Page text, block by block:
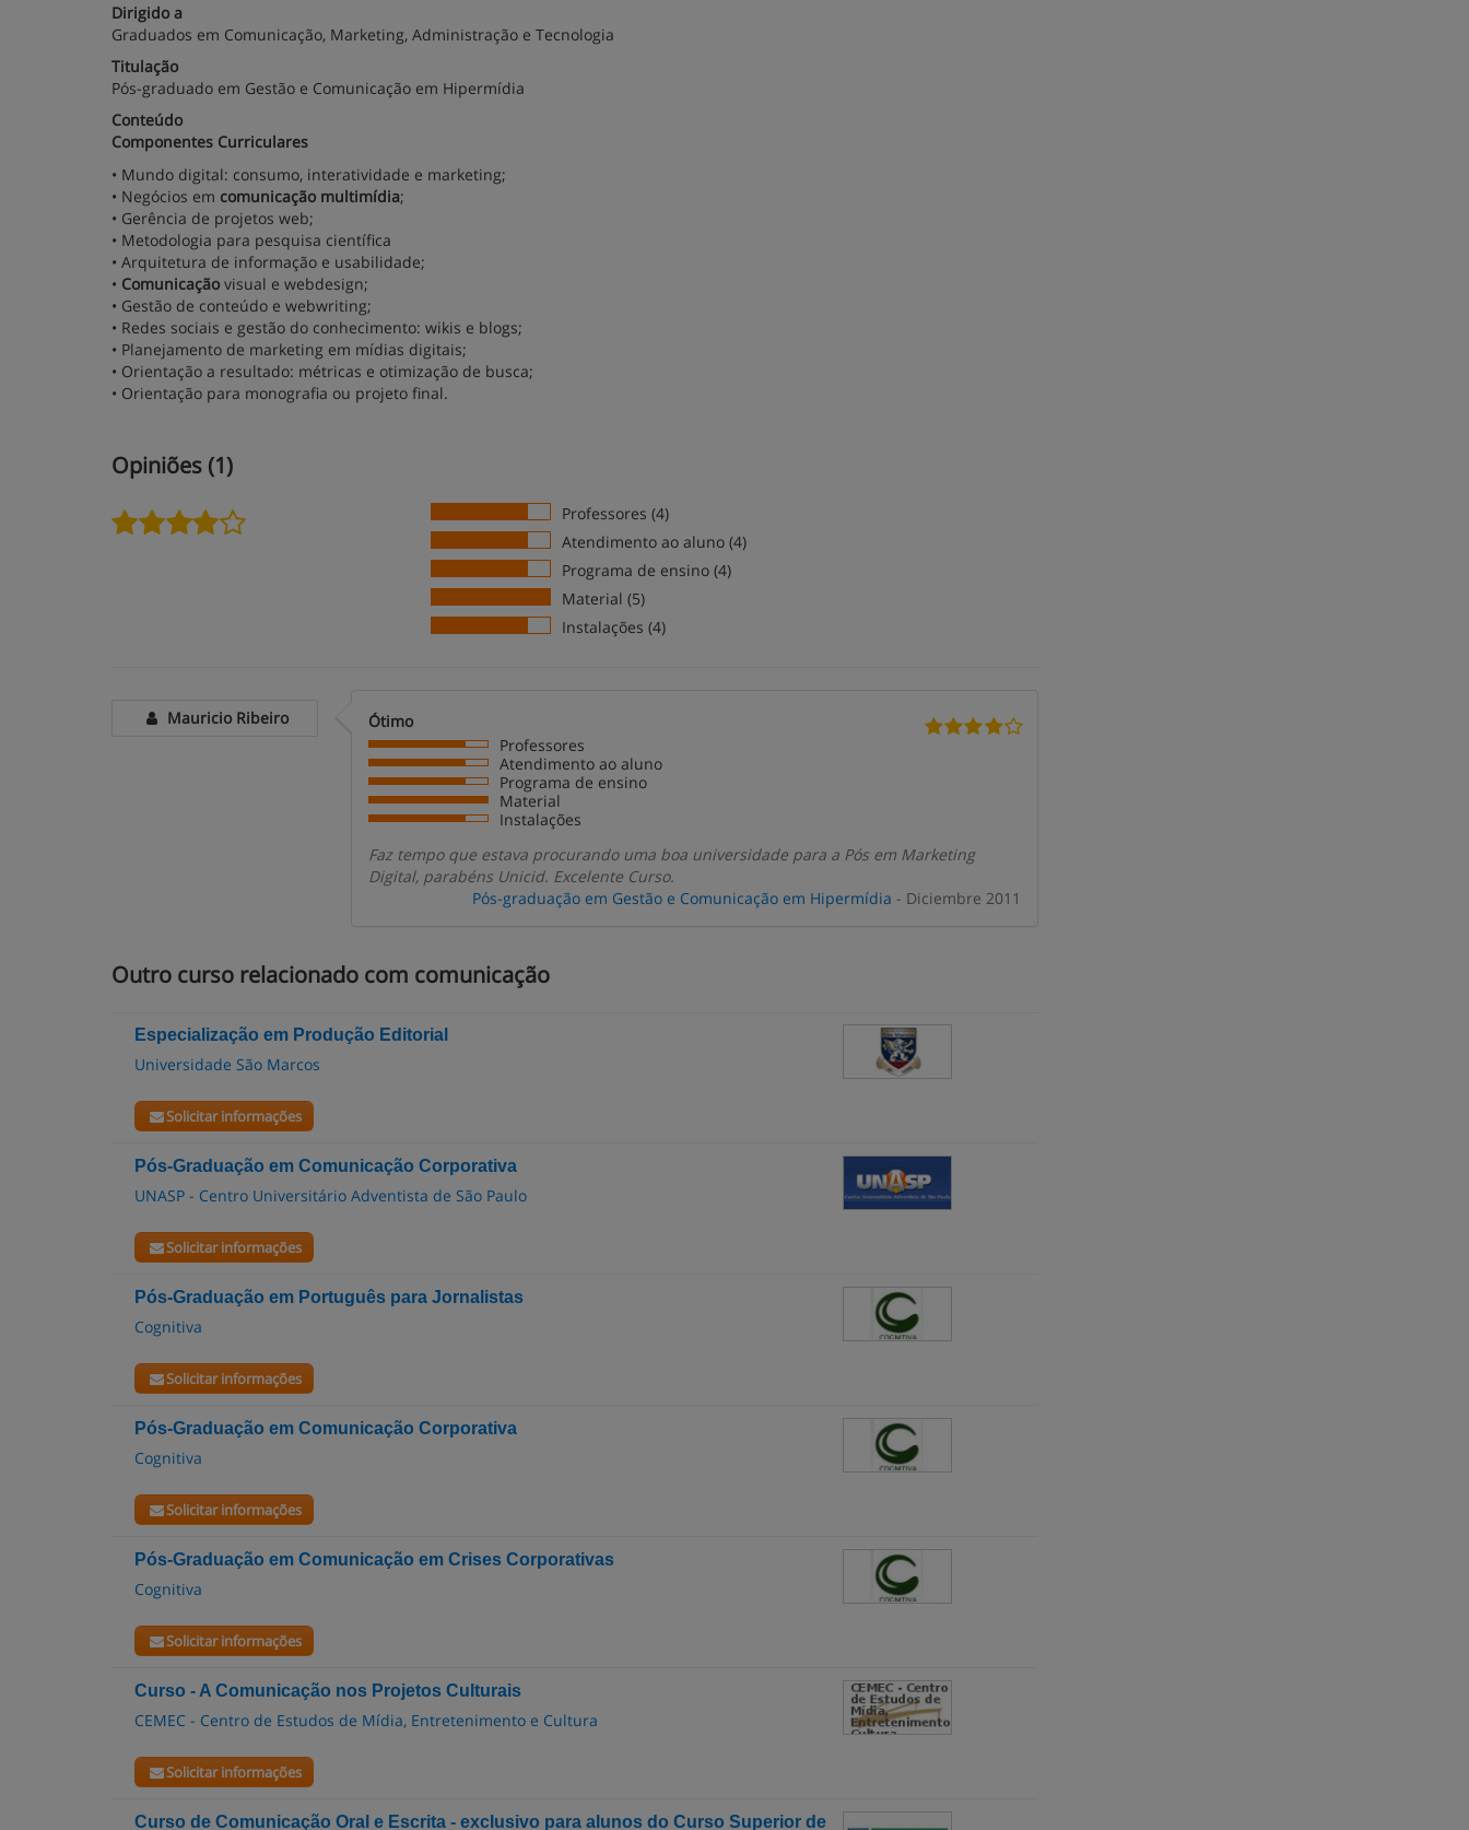
Dirigido a
Graduados em Comunicação, Marketing, Administração e Tecnologia
Titulação
Pós-graduado em Gestão e Comunicação em Hipermídia
Conteúdo
Componentes Curriculares
• Mundo digital: consumo, interatividade e marketing;
• Negócios em comunicação multimídia;
• Gerência de projetos web;
• Metodologia para pesquisa científica
• Arquitetura de informação e usabilidade;
• Comunicação visual e webdesign;
• Gestão de conteúdo e webwriting;
• Redes sociais e gestão do conhecimento: wikis e blogs;
• Planejamento de marketing em mídias digitais;
• Orientação a resultado: métricas e otimização de busca;
• Orientação para monografia ou projeto final.
Opiniões (1)
Professores (4)
Atendimento ao aluno (4)
Programa de ensino (4)
Material (5)
Instalações (4)
Mauricio Ribeiro
Ótimo
Professores
Atendimento ao aluno
Programa de ensino
Material
Instalações
Faz tempo que estava procurando uma boa universidade para a Pós em Marketing
Digital, parabéns Unicid. Excelente Curso.
Pós-graduação em Gestão e Comunicação em Hipermídia - Diciembre 2011
Outro curso relacionado com comunicação
Especialização em Produção Editorial
Universidade São Marcos
Solicitar informações
Pós-Graduação em Comunicação Corporativa
UNASP - Centro Universitário Adventista de São Paulo
Solicitar informações
Pós-Graduação em Português para Jornalistas
Cognitiva
Solicitar informações
Pós-Graduação em Comunicação Corporativa
Cognitiva
Solicitar informações
Pós-Graduação em Comunicação em Crises Corporativas
Cognitiva
Solicitar informações
Curso - A Comunicação nos Projetos Culturais
CEMEC - Centro de Estudos de Mídia, Entretenimento e Cultura
Solicitar informações
Curso de Comunicação Oral e Escrita - exclusivo para alunos do Curso Superior de